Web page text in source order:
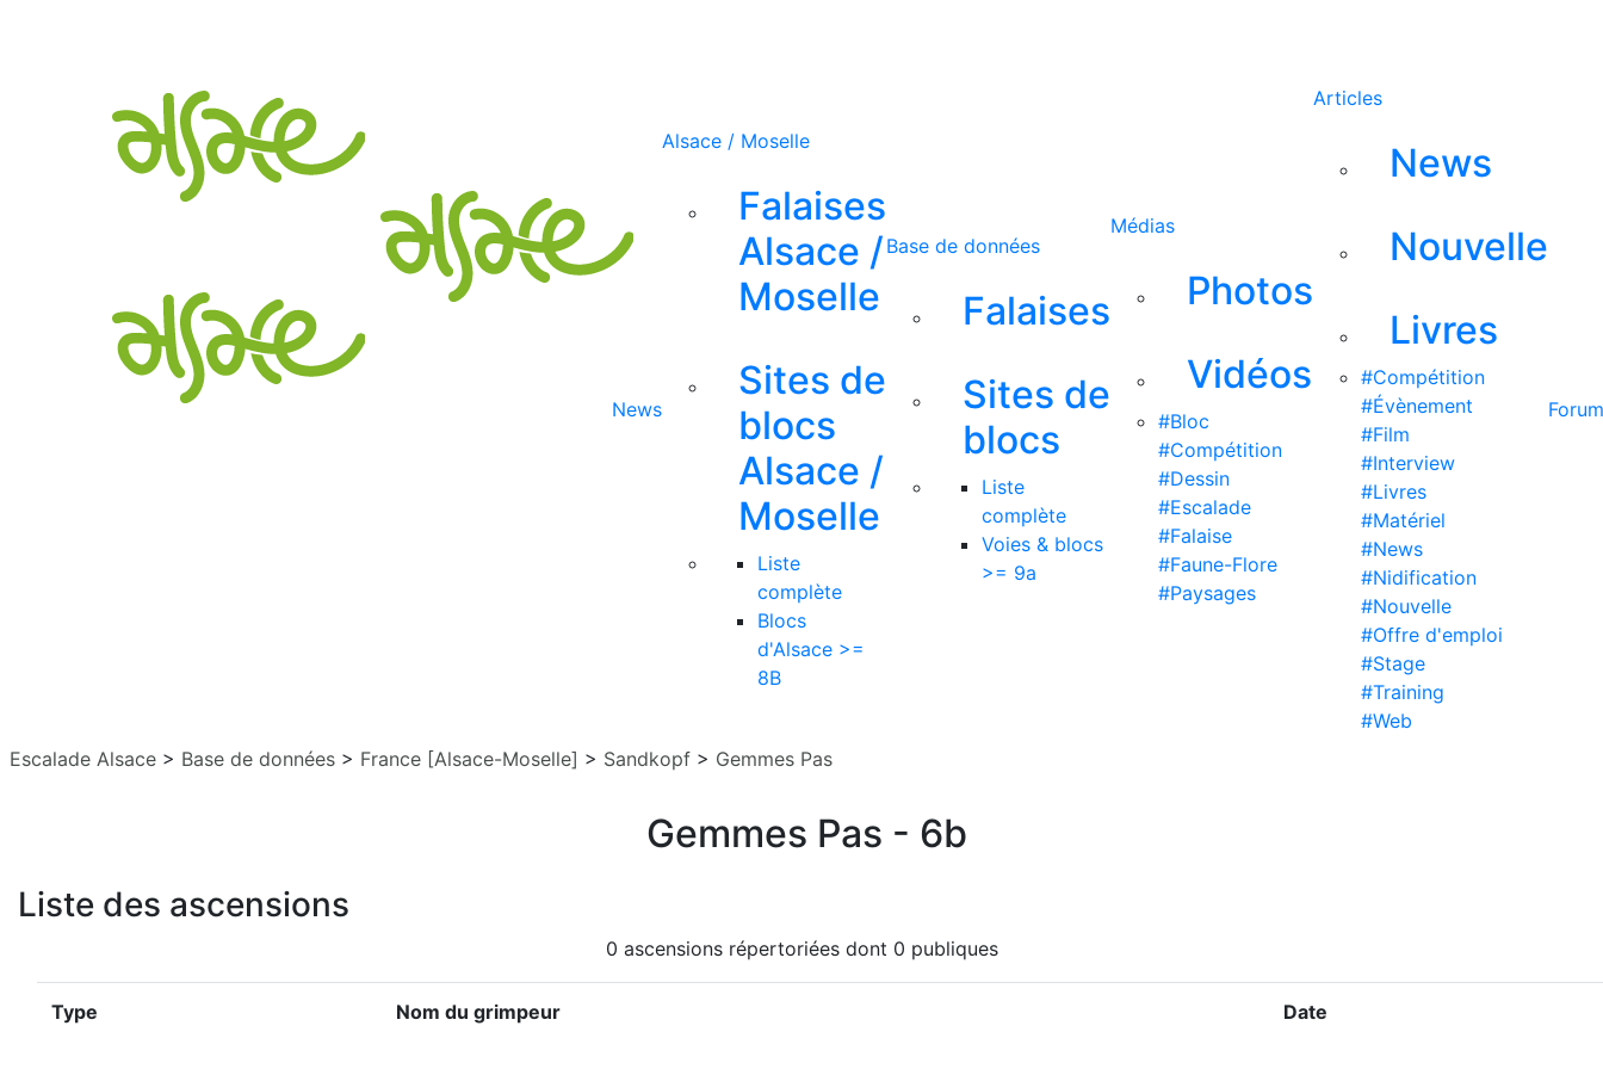
News
Alsace / Moselle
Falaises
Alsace /
Moselle
Sites de
blocs
Alsace /
Moselle
Liste
complète
Blocs
d'Alsace >=
8B
Base de données
Falaises
Sites de
blocs
Liste
complète
Voies & blocs
>= 9a
Médias
Photos
Vidéos
#Bloc
#Compétition
#Dessin
#Escalade
#Falaise
#Faune-Flore
#Paysages
Articles
News
Nouvelle
Livres
#Compétition
#Évènement
#Film
#Interview
#Livres
#Matériel
#News
#Nidification
#Nouvelle
#Offre d'emploi
#Stage
#Training
#Web
Forum
Escalade Alsace > Base de données > France [Alsace-Moselle] > Sandkopf > Gemmes Pas
Gemmes Pas - 6b
Liste des ascensions
0 ascensions répertoriées dont 0 publiques
Type Nom du grimpeur Date